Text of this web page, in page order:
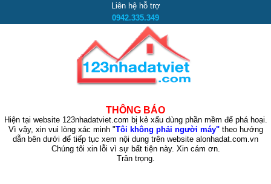
Liên hệ hỗ trợ
0942.335.349
THÔNG BÁO
Hiện tại website 123nhadatviet.com bị kẻ xấu dùng phần mềm để phá hoại.
Vì vậy, xin vui lòng xác minh "Tôi không phải người máy"theo hướng
dẫn bên dưới để tiếp tục xem nội dung trên website alonhadat.com.vn
Chúng tôi xin lỗi vì sự bất tiện này. Xin cám ơn.
Trân trọng.